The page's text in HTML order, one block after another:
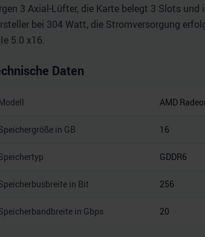
3 Axial-Lüfter, die Karte belegt 3 Slots
bei 304 Watt, die Stromversorgung
5.0 x16.
Daten
AMD
in GB 16
GDDR6
in Bit 256
in Gbps 20